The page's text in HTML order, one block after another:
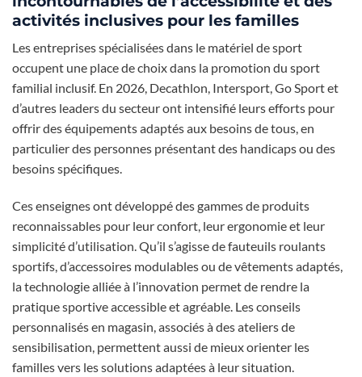
activités inclusives pour les familles
Les entreprises spécialisées dans le matériel de sport
occupent une place de choix dans la promotion du sport
familial inclusif. En 2026, Decathlon, Intersport, Go Sport et
d’autres leaders du secteur ont intensifié leurs efforts pour
offrir des équipements adaptés aux besoins de tous, en
particulier des personnes présentant des handicaps ou des
besoins spécifiques.
Ces enseignes ont développé des gammes de produits
reconnaissables pour leur confort, leur ergonomie et leur
simplicité d’utilisation. Qu’il s’agisse de fauteuils roulants
sportifs, d’accessoires modulables ou de vêtements adaptés,
la technologie alliée à l’innovation permet de rendre la
pratique sportive accessible et agréable. Les conseils
personnalisés en magasin, associés à des ateliers de
sensibilisation, permettent aussi de mieux orienter les
familles vers les solutions adaptées à leur situation.